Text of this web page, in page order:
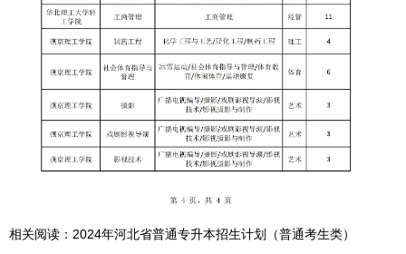
相关阅读： 2024年河北省普通专升本招生计划（普通考生类）